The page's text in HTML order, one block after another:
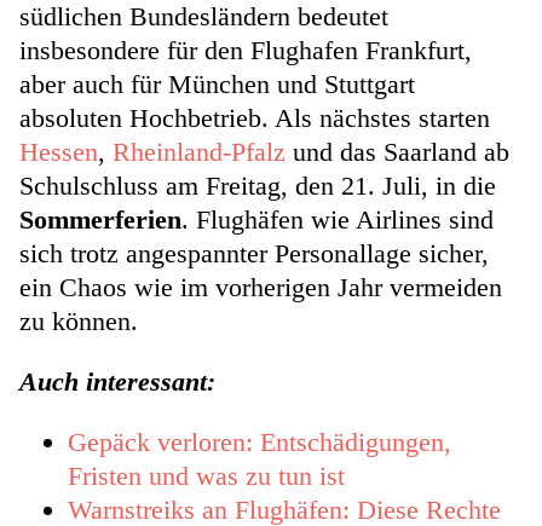
südlichen Bundesländern bedeutet
insbesondere für den Flughafen Frankfurt,
aber auch für München und Stuttgart
absoluten Hochbetrieb. Als nächstes starten
Hessen, Rheinland-Pfalz und das Saarland ab
Schulschluss am Freitag, den 21. Juli, in die
Sommerferien. Flughäfen wie Airlines sind
sich trotz angespannter Personallage sicher,
ein Chaos wie im vorherigen Jahr vermeiden
zu können.
Auch interessant:
Gepäck verloren: Entschädigungen,
Fristen und was zu tun ist
Warnstreiks an Flughäfen: Diese Rechte